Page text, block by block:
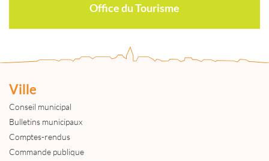
Office du Tourisme
Ville
Conseil municipal
Bulletins municipaux
Comptes-rendus
Commande publique